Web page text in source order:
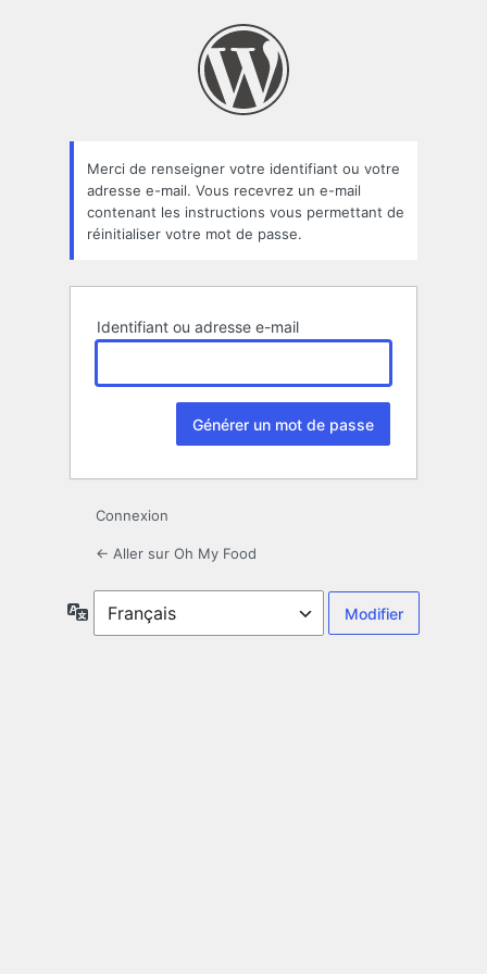
oublié
Merci de renseigner votre identifiant ou votre
adresse e-mail. Vous recevrez un e-mail
contenant les instructions vous permettant de
réinitialiser votre mot de passe.
Identifiant ou adresse e-mail
Connexion
← Aller sur Oh My Food
Langue